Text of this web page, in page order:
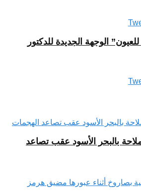
الوجهة الجديدة للدكتور
بالبحر الأسود عقب تصاعد